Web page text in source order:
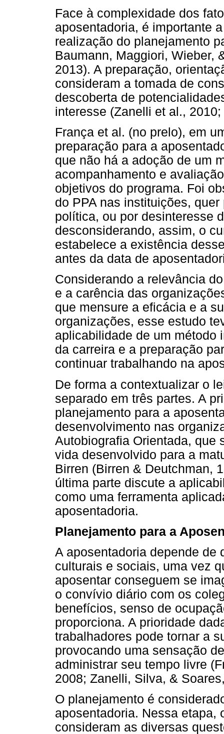
Face à complexidade dos
aposentadoria, é importante
realização do planejamento
Baumann, Maggiori, Wieber,
2013). A preparação,
consideram a tomada de
descoberta de
interesse (Zanelli et al.,
França et al. (no prelo), em
preparação para a
que não há a adoção de um
acompanhamento e
objetivos do programa. Foi
do PPA nas instituições,
política, ou por desinteresse
desconsiderando, assim, o
estabelece a existência
antes da data de
Considerando a relevância
e a carência das
que mensure a eficácia e a
organizações, esse estudo
aplicabilidade de um método
da carreira e a preparação
continuar trabalhando na
De forma a contextualizar o
separado em três partes. A
planejamento para a
desenvolvimento nas
Autobiografia Orientada, que
vida desenvolvido para a
Birren (Birren & Deutchman,
última parte discute a
como uma ferramenta
aposentadoria.
Planejamento para a
A aposentadoria depende
culturais e sociais, uma vez
aposentar conseguem se
o convívio diário com os
benefícios, senso de
proporciona. A prioridade
trabalhadores pode tornar a
provocando uma sensação
administrar seu tempo livre
2008; Zanelli, Silva, &
O planejamento é
aposentadoria. Nessa etapa,
consideram as diversas